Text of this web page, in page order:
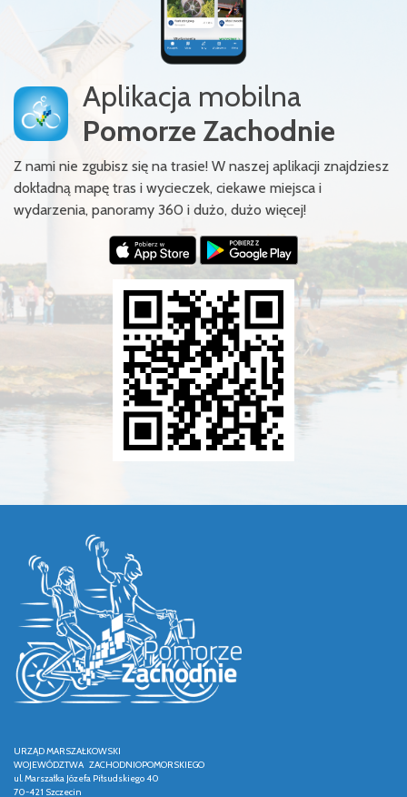
Aplikacja mobilna
Pomorze Zachodnie
Z nami nie zgubisz się na trasie! W naszej aplikacji znajdziesz
dokładną mapę tras i wycieczek, ciekawe miejsca i
wydarzenia, panoramy 360 i dużo, dużo więcej!
URZĄD MARSZAŁKOWSKI
WOJEWÓDZTWA ZACHODNIOPOMORSKIEGO
ul. Marszałka Józefa Piłsudskiego 40
70-421 Szczecin